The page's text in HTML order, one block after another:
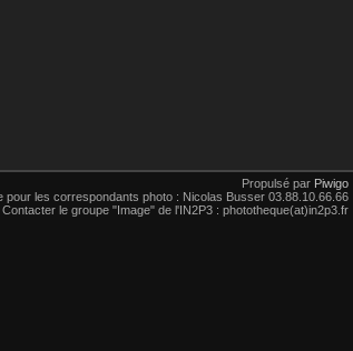
Propulsé par Piwigo
pour les correspondants photo : Nicolas Busser 03.88.10.66.66
Contacter le groupe "Image" de l'IN2P3 : phototheque(at)in2p3.fr